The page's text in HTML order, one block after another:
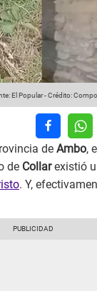
El Popular-Crédito:
de Ambo,
de Collarexistió
. Y,